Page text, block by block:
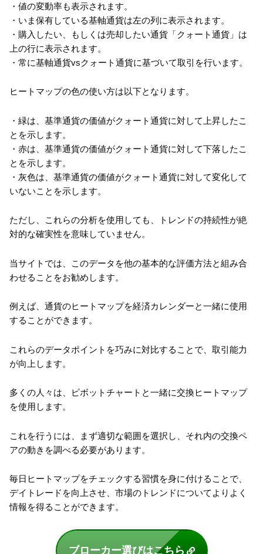
・値の変動率も表示されます。
・いま保有している基軸通貨は左の列に表示されます。
・購入したい、もしくは売却したい通貨「クォート通貨」は
上の行に表示されます。
・常に基軸通貨vsクォート通貨に基づいて取引を行います。
ヒートマップの色の使い方は以下となります。
・緑は、基準通貨の価値がクォート通貨に対して上昇したこ
とを示します。
・赤は、基準通貨の価値がクォート通貨に対して下落したこ
とを示します。
・灰色は、基準通貨の価値がクォート通貨に対して変化して
いないことを示します。
ただし、これらの分析を使用しても、トレンドの持続性が絶
対的な確実性を意味していません。
当サイトでは、このデータを他の基本的な評価方法と組み合
わせることをお勧めします。
例えば、通貨のヒートマップを経済カレンダーと一緒に使用
することができます。
これらのデータポイントを巧みに対比することで、取引能力
が向上します。
多くの人々は、ピボットチャートと一緒に交換ヒートマップ
を使用します。
これを行うには、まず適切な範囲を選択し、それ内の交換ペ
アの動きを調べる必要があります。
毎日ヒートマップをチェックする習慣を身に付けることで、
デイトレードを向上させ、市場のトレンドについてよりよく
情報を得ることができます。
ブローカー選びはこちら